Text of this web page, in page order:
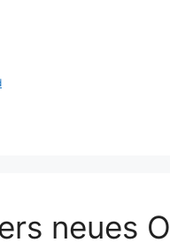
neues